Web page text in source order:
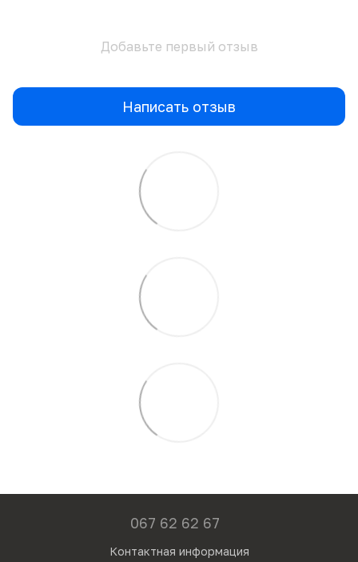
Добавьте первый отзыв
Написать отзыв
067 62 62 67
Контактная информация